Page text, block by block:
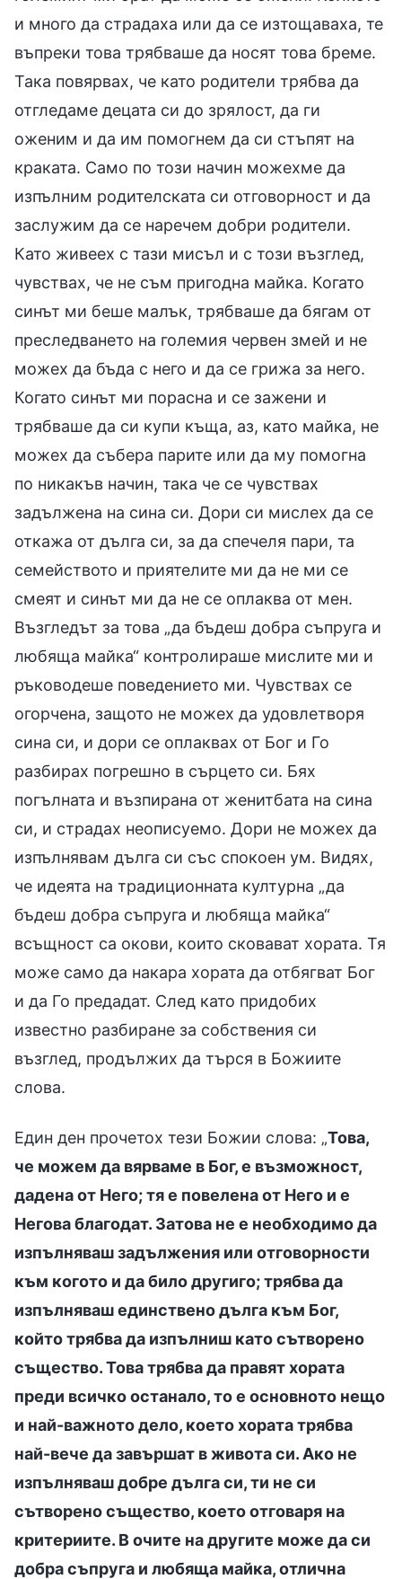
и много да страдаха или да се изтощаваха, те
въпреки това трябваше да носят това бреме.
Така повярвах, че като родители трябва да
отгледаме децата си до зрялост, да ги
оженим и да им помогнем да си стъпят на
краката. Само по този начин можехме да
изпълним родителската си отговорност и да
заслужим да се наречем добри родители.
Като живеех с тази мисъл и с този възглед,
чувствах, че не съм пригодна майка. Когато
синът ми беше малък, трябваше да бягам от
преследването на големия червен змей и не
можех да бъда с него и да се грижа за него.
Когато синът ми порасна и се зажени и
трябваше да си купи къща, аз, като майка, не
можех да събера парите или да му помогна
по никакъв начин, така че се чувствах
задължена на сина си. Дори си мислех да се
откажа от дълга си, за да спечеля пари, та
семейството и приятелите ми да не ми се
смеят и синът ми да не се оплаква от мен.
Възгледът за това „да бъдеш добра съпруга и
любяща майка“ контролираше мислите ми и
ръководеше поведението ми. Чувствах се
огорчена, защото не можех да удовлетворя
сина си, и дори се оплаквах от Бог и Го
разбирах погрешно в сърцето си. Бях
погълната и възпирана от женитбата на сина
си, и страдах неописуемо. Дори не можех да
изпълнявам дълга си със спокоен ум. Видях,
че идеята на традиционната културна „да
бъдеш добра съпруга и любяща майка“
всъщност са окови, които сковават хората. Тя
може само да накара хората да отбягват Бог
и да Го предадат. След като придобих
известно разбиране за собствения си
възглед, продължих да търся в Божиите
слова.
Един ден прочетох тези Божии слова: „Това,
че можем да вярваме в Бог, е възможност,
дадена от Него; тя е повелена от Него и е
Негова благодат. Затова не е необходимо да
изпълняваш задължения или отговорности
към когото и да било другиго; трябва да
изпълняваш единствено дълга към Бог,
който трябва да изпълниш като сътворено
същество. Това трябва да правят хората
преди всичко останало, то е основното нещо
и най-важното дело, което хората трябва
най-вече да завършат в живота си. Ако не
изпълняваш добре дълга си, ти не си
сътворено същество, което отговаря на
критериите. В очите на другите може да си
добра съпруга и любяща майка, отлична